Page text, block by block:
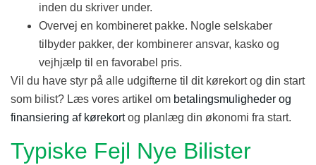
inden du skriver under.
Overvej en kombineret pakke. Nogle selskaber
tilbyder pakker, der kombinerer ansvar, kasko og
vejhjælp til en favorabel pris.
Vil du have styr på alle udgifterne til dit kørekort og din start
som bilist? Læs vores artikel om betalingsmuligheder og
finansiering af kørekortog planlæg din økonomi fra start.
Typiske Fejl Nye Bilister